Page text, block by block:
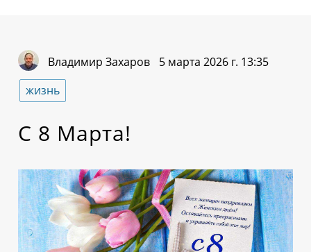
Владимир Захаров
5 марта 2026 г. 13:35
жизнь
С 8 Марта!